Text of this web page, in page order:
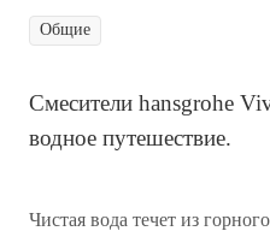
Общие
Смесители hansgrohe
водное путешествие.
Чистая вода течет из